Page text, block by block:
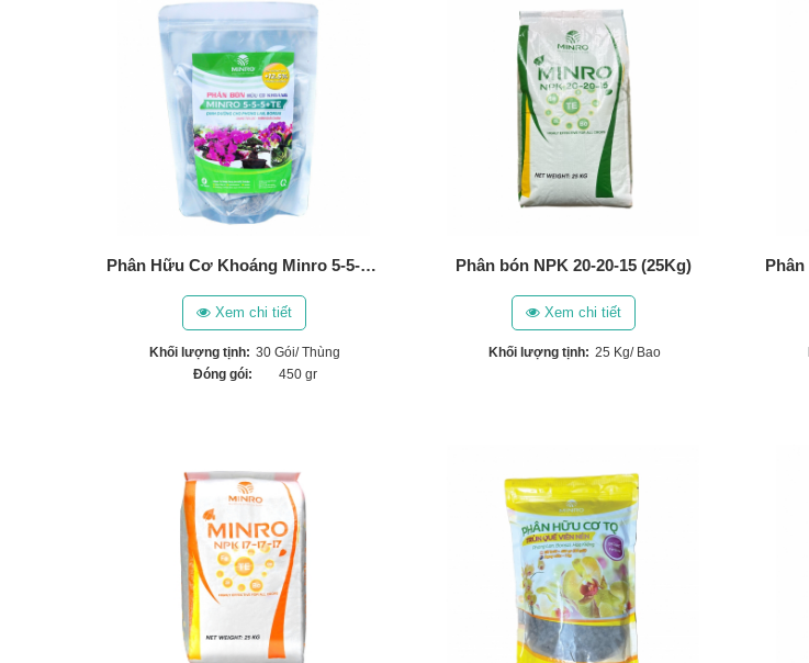
Phân Hữu Cơ Khoáng Minro 5-5-5+TE
Xem chi tiết
Khối lượng tịnh: 30 Gói/ Thùng
Đóng gói:
450 gr
Phân bón NPK 20-20-15 (25Kg)
Xem chi tiết
Khối lượng tịnh: 25 Kg/ Bao